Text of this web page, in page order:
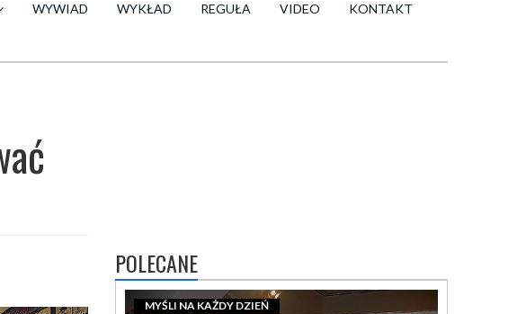
WYWIAD WYKŁAD REGUŁA VIDEO KONTAKT
POLECANE
MYŚLI NA KAŻDY DZIEŃ